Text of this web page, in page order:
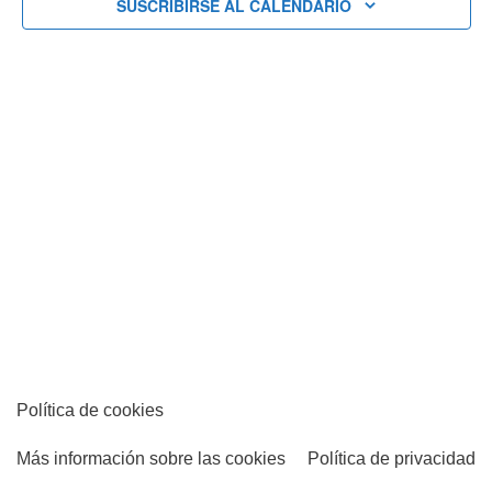
SUSCRIBIRSE AL CALENDARIO
Política de cookies
Más información sobre las cookies Política de privacidad